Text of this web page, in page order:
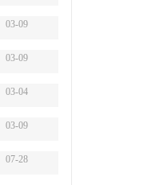
03-09
03-09
03-04
03-09
07-28